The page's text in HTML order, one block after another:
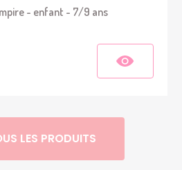
- enfant - 7/9 ans
LES PRODUITS